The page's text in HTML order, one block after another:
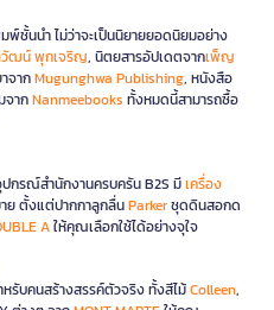
ชั้นนำ ไม่ว่าจะเป็นนิยายยอดนิยมอย่าง
ฒน์ พุกเจริญ, นิตยสารอัปเดตจากเพ็ญ
จากMugunghwa Publishing, หนังสือ
จากNanmeebooks ทั้งหมดนี้สามารถซื้อ
กรณ์สำนักงานครบครัน B2S มีเครื่อง
ย ตั้งแต่ปากกาลูกลื่นParkerชุดดินสอกด
Aให้คุณเลือกใช้ได้อย่างจุใจ
หรับคนสร้างสรรค์ตัวจริง ทั้งสีไม้Colleen,